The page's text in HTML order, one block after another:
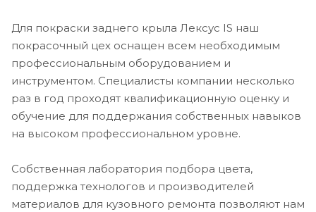
Для покраски заднего крыла Лексус IS наш
покрасочный цех оснащен всем необходимым
профессиональным оборудованием и
инструментом. Специалисты компании несколько
раз в год проходят квалификационную оценку и
обучение для поддержания собственных навыков
на высоком профессиональном уровне.
Собственная лаборатория подбора цвета,
поддержка технологов и производителей
материалов для кузовного ремонта позволяют нам